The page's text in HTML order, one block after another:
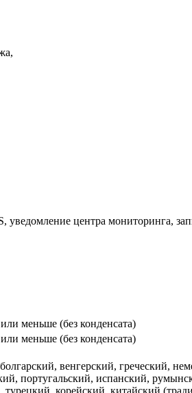
уведомление центра мониторинга,
меньше (без конденсата)
меньше (без конденсата)
венгерский, греческий,
португальский, испанский,
турецкий, корейский, китайский